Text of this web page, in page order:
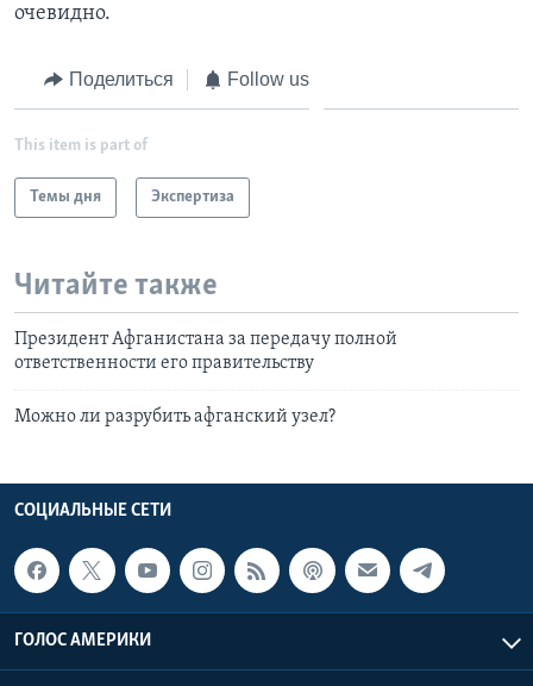
очевидно.
Поделиться Follow us
This item is part of
Темы дня Экспертиза
Читайте также
Президент Афганистана за передачу полной
ответственности его правительству
Можно ли разрубить афганский узел?
СОЦИАЛЬНЫЕ СЕТИ
ГОЛОС АМЕРИКИ